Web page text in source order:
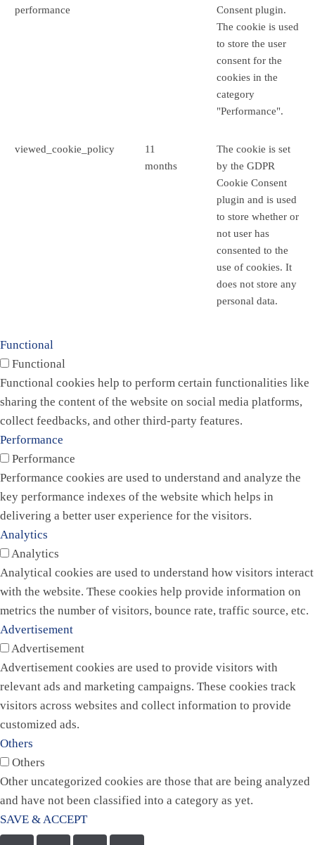
performance
Consent plugin.
The cookie is used
to store the user
consent for the
cookies in the
category
"Performance".
viewed_cookie_policy
11
months
The cookie is set
by the GDPR
Cookie Consent
plugin and is used
to store whether or
not user has
consented to the
use of cookies. It
does not store any
personal data.
Functional
Functional
Functional cookies help to perform certain functionalities like
sharing the content of the website on social media platforms,
collect feedbacks, and other third-party features.
Performance
Performance
Performance cookies are used to understand and analyze the
key performance indexes of the website which helps in
delivering a better user experience for the visitors.
Analytics
Analytics
Analytical cookies are used to understand how visitors interact
with the website. These cookies help provide information on
metrics the number of visitors, bounce rate, traffic source, etc.
Advertisement
Advertisement
Advertisement cookies are used to provide visitors with
relevant ads and marketing campaigns. These cookies track
visitors across websites and collect information to provide
customized ads.
Others
Others
Other uncategorized cookies are those that are being analyzed
and have not been classified into a category as yet.
SAVE & ACCEPT